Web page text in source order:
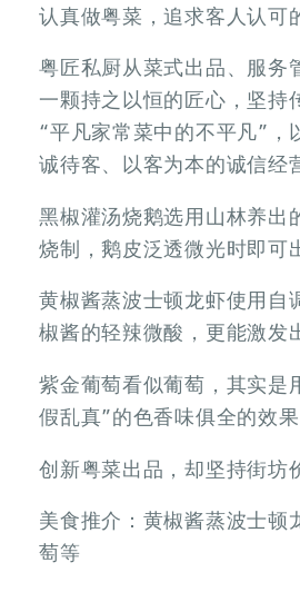
认真做粤菜，追求客人认可
粤匠私厨从菜式出品、服务
一颗持之以恒的匠心，坚持
“平凡家常菜中的不平凡”
诚待客、以客为本的诚信经
黑椒灌汤烧鹅选用山林养出
烧制，鹅皮泛透微光时即可
黄椒酱蒸波士顿龙虾使用自
椒酱的轻辣微酸，更能激发
紫金葡萄看似葡萄，其实是
假乱真”的色香味俱全的效果
创新粤菜出品，却坚持街坊
美食推介：黄椒酱蒸波士顿
萄等